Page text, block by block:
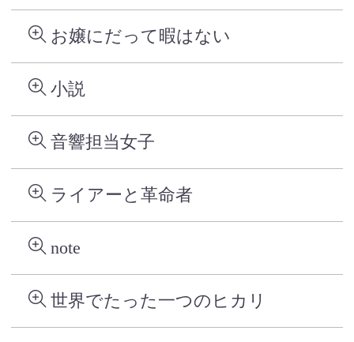
お嬢にだって暇はない
小説
音響担当女子
ライアーと革命者
note
世界でたった一つのヒカリ